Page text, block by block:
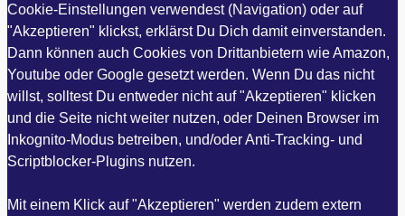
Cookie-Einstellungen verwendest (Navigation) oder auf
"Akzeptieren" klickst, erklärst Du Dich damit einverstanden.
Dann können auch Cookies von Drittanbietern wie Amazon,
Youtube oder Google gesetzt werden. Wenn Du das nicht
willst, solltest Du entweder nicht auf "Akzeptieren" klicken
und die Seite nicht weiter nutzen, oder Deinen Browser im
Inkognito-Modus betreiben, und/oder Anti-Tracking- und
Scriptblocker-Plugins nutzen.
Mit einem Klick auf "Akzeptieren" werden zudem extern